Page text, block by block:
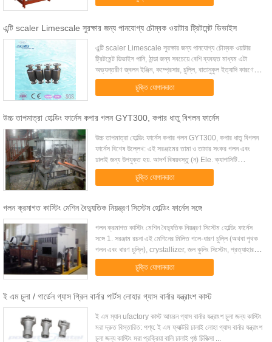
এন্টি scaler Limescale সুরক্ষার জন্য পানযোগ্য চৌম্বক ওয়াটার ট্রিটমেন্ট ডিভাইস
এন্টি scaler Limescale সুরক্ষার জন্য পানযোগ্য চৌম্বক ওয়াটার
ট্রিটমেন্ট ডিভাইস পানি, ঠান্ডা জন্য সবচেয়ে বেশি ব্যবহৃত মাধ্যম এটা
অভ্যন্তরীণ জ্বলন ইঞ্জিন, কম্প্রেসার, চুল্লি, বাতানুকুল ইত্যাদি কারণে
এটা কিউবিক স...
চুক্তি যোগানদাতা
উচ্চ তাপমাত্রা হোল্ডিং ফার্নেস কপার গলন GYT300, কপার ধাতু বিগলন ফার্নেস
উচ্চ তাপমাত্রা হোল্ডিং ফার্নেস কপার গলন GYT300, কপার ধাতু বিগলন
ফার্নেস বিশেষ উল্লেখ: এই সরঞ্জামের তামা ও তামার সংকর গলন এবং
ঢালাই জন্য উপযুক্ত হয়. আদর্শ বিষয়বস্তু (ন) Ele. ক্যাপাসিটি
(কিলোওয়াট) ভোল্টেজ (v) ...
চুক্তি যোগানদাতা
গলন ক্রমাগত কাস্টিং মেশিন বৈদ্যুতিক নিয়ন্ত্রণ সিস্টেম হোল্ডিং ফার্নেস সঙ্গে
গলন ক্রমাগত কাস্টিং মেশিন বৈদ্যুতিক নিয়ন্ত্রণ সিস্টেম হোল্ডিং ফার্নেস
সঙ্গে 1. সরঞ্জাম রচনা এই মেশিনের মিলিত গলে-ধারণ চুল্লি (অথবা পৃথক
গলন এবং ধারণ চুল্লি), crystallizer, জল কুলিং সিস্টেম, প্রত্যাহার
সিস্টেম, ...
চুক্তি যোগানদাতা
ই এম চুলা / গার্ডেন গ্যাস গ্রিল বার্নার পার্টস লোহার গ্যাস বার্নার যন্ত্রাংশ কাস্ট
ই এম ম্যান ufactory কাস্ট আয়রন গ্যাস বার্নার যন্ত্রাংশ চুলা জন্য কাস্টিং
মরা দ্রুত বিস্তারিত: পণ্য: ই এম ফ্যাক্টরি ঢালাই লোহা গ্যাস বার্নার যন্ত্রাংশ
চুলা জন্য কাস্টিং মরা প্রক্রিয়া বালি ঢালাই পৃষ্ঠ চিকিত্সা ...